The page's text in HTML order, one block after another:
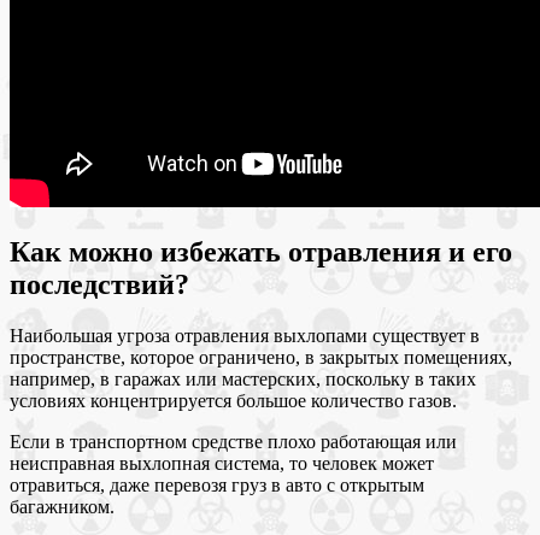
Как можно избежать отравления и его
последствий?
Наибольшая угроза отравления выхлопами существует в
пространстве, которое ограничено, в закрытых помещениях,
например, в гаражах или мастерских, поскольку в таких
условиях концентрируется большое количество газов.
Если в транспортном средстве плохо работающая или
неисправная выхлопная система, то человек может
отравиться, даже перевозя груз в авто с открытым
багажником.